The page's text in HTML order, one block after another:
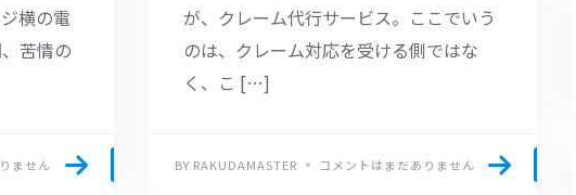
横の電
苦情の
ません
が、クレーム代行サービス。ここでいう
のは、クレーム対応を受ける側ではな
く、こ […]
BY RAKUDAMASTER コメントはまだありません